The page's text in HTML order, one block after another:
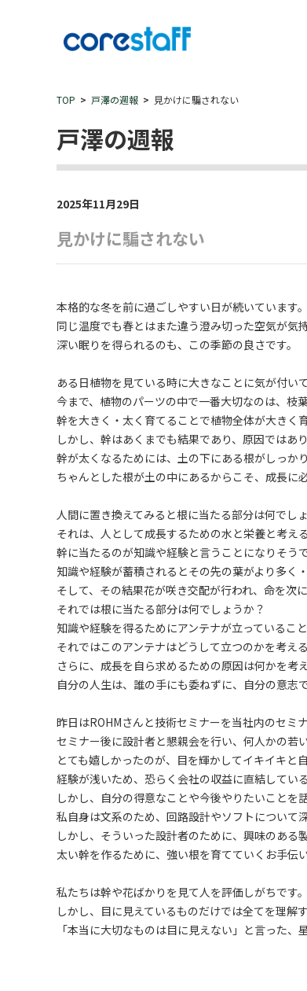
TOP 戸澤の週報 見かけに騙されない
戸澤の週報
2025年11月29日
見かけに騙されない
本格的な冬を前に過ごしやすい日が続いています。
同じ温度でも春とはまた違う澄み切った空気が気
深い眠りを得られるのも、この季節の良さです。
ある日植物を見ている時に大きなことに気が付い
今まで、植物のパーツの中で一番大切なのは、枝
幹を大きく・太く育てることで植物全体が大きく
しかし、幹はあくまでも結果であり、原因ではあ
幹が太くなるためには、土の下にある根がしっか
ちゃんとした根が土の中にあるからこそ、成長に
人間に置き換えてみると根に当たる部分は何でし
それは、人として成長するための水と栄養と考え
幹に当たるのが知識や経験と言うことになりそうで
知識や経験が蓄積されるとその先の葉がより多く
そして、その結果花が咲き交配が行われ、命を次
それでは根に当たる部分は何でしょうか？
知識や経験を得るためにアンテナが立っているこ
それではこのアンテナはどうして立つのかを考え
さらに、成長を自ら求めるための原因は何かを考
自分の人生は、誰の手にも委ねずに、自分の意志
昨日はROHMさんと技術セミナーを当社内のセミ
セミナー後に設計者と懇親会を行い、何人かの若
とても嬉しかったのが、目を輝かしてイキイキと
経験が浅いため、恐らく会社の収益に直結してい
しかし、自分の得意なことや今後やりたいことを
私自身は文系のため、回路設計やソフトについて
しかし、そういった設計者のために、興味のある
太い幹を作るために、強い根を育てていくお手伝
私たちは幹や花ばかりを見て人を評価しがちです。
しかし、目に見えているものだけでは全てを理解
「本当に大切なものは目に見えない」と言った